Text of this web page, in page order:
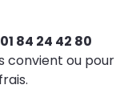
01 84 24 42 80
convient ou pour